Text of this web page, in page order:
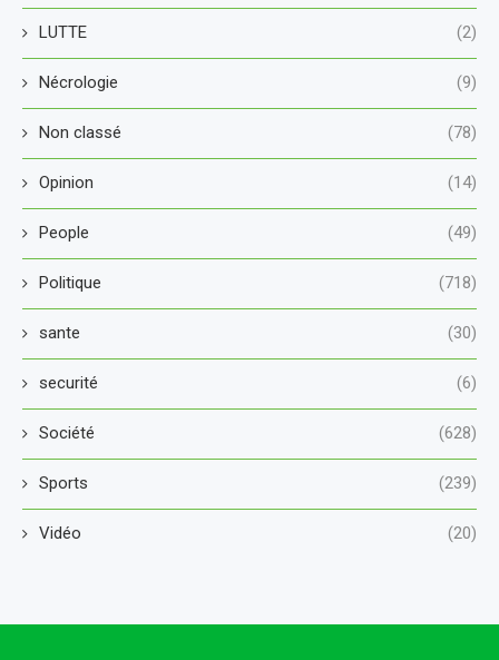
LUTTE (2)
Nécrologie (9)
Non classé (78)
Opinion (14)
People (49)
Politique (718)
sante (30)
securité (6)
Société (628)
Sports (239)
Vidéo (20)